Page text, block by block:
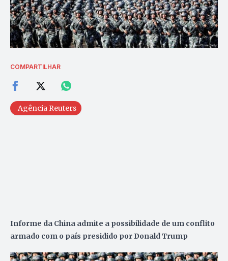
COMPARTILHAR
Agência Reuters
Informe da China admite a possibilidade de um conflito
armado com o país presidido por Donald Trump